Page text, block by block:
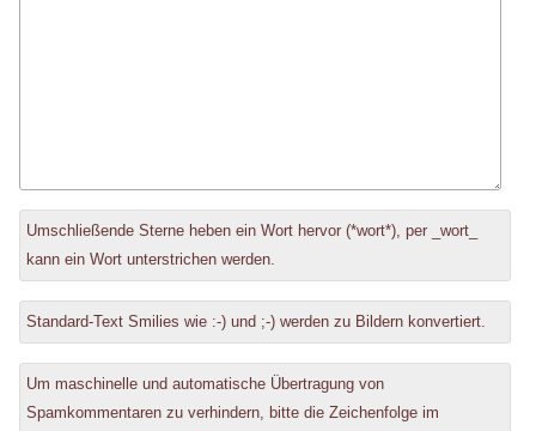
Antwort
zu
Umschließende Sterne heben ein Wort hervor (*wort*), per _wort_
kann ein Wort unterstrichen werden.
Standard-Text Smilies wie :-) und ;-) werden zu Bildern konvertiert.
Um maschinelle und automatische Übertragung von
Spamkommentaren zu verhindern, bitte die Zeichenfolge im